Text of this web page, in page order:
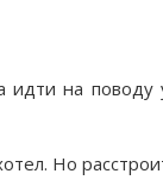
идти на поводу
Но